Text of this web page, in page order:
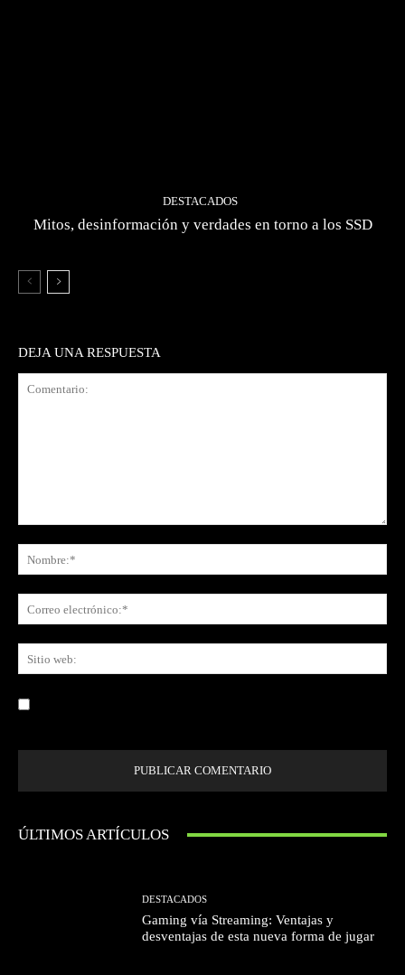
DESTACADOS
Mitos, desinformación y verdades en torno a los SSD
DEJA UNA RESPUESTA
ÚLTIMOS ARTÍCULOS
DESTACADOS
Gaming vía Streaming: Ventajas y
desventajas de esta nueva forma de jugar